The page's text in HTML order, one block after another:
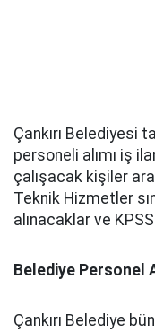
Çankırı Belediyesi
personeli alımı iş
çalışacak kişiler
Teknik Hizmetler
alınacaklar ve
Belediye Personel
Çankırı Belediye